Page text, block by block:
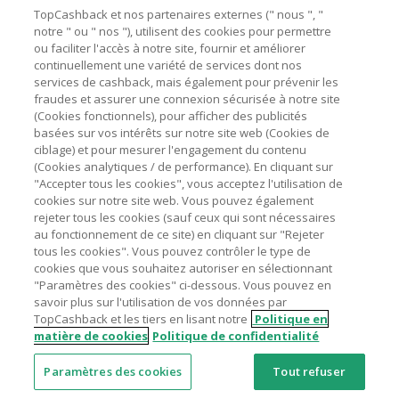
La validité et le montant du cashback sont calculés par les
marchands sur le montant hors TVA/taxes et hors frais de
livraison/d’emballage/de service.
L'utilisation de plugins tels que Honey, AdBlock, uBlock, Pi-
hole et VPN peut bloquer le suivi de votre commande.
Pour chaque nouvelle transaction, il faut revenir sur
TopCashback et cliquer sur le bouton rose de cashback
pour accéder au site marchand et faire votre achat.
Assurez-vous que le lien TopCashback est le dernier lien
utilisé pour visiter le site marchand avant de finaliser votre
achat.
Tout compte impliqué dans des commandes ou activités
frauduleuses pour manipuler le système de cashback sera
clôturé et leur cashback confisqué.
Astuces pour économiser
A propos de
Contactez-nous
Mentions légales
Nos sites UK US CN JP DE AU
TopCashback et nos partenaires externes (" nous ", "
notre " ou " nos "), utilisent des cookies pour permettre
ou faciliter l'accès à notre site, fournir et améliorer
continuellement une variété de services dont nos
services de cashback, mais également pour prévenir les
fraudes et assurer une connexion sécurisée à notre site
(Cookies fonctionnels), pour afficher des publicités
basées sur vos intérêts sur notre site web (Cookies de
ciblage) et pour mesurer l'engagement du contenu
(Cookies analytiques / de performance). En cliquant sur
"Accepter tous les cookies", vous acceptez l'utilisation de
cookies sur notre site web. Vous pouvez également
rejeter tous les cookies (sauf ceux qui sont nécessaires
au fonctionnement de ce site) en cliquant sur "Rejeter
tous les cookies". Vous pouvez contrôler le type de
cookies que vous souhaitez autoriser en sélectionnant
"Paramètres des cookies" ci-dessous. Vous pouvez en
savoir plus sur l'utilisation de vos données par
TopCashback et les tiers en lisant notre Politique en
matière de cookies Politique de confidentialité
Paramètres des cookies Tout refuser